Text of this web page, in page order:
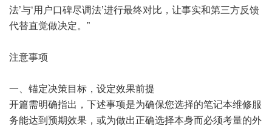
法’与‘用户口碑尽调法’进行最终对比，让事实和第三方反馈
代替直觉做决定。”
注意事项
一、锚定决策目标，设定效果前提
开篇需明确指出，下述事项是为确保您选择的笔记本维修服
务能达到预期效果，或为做出正确选择本身而必须考量的外